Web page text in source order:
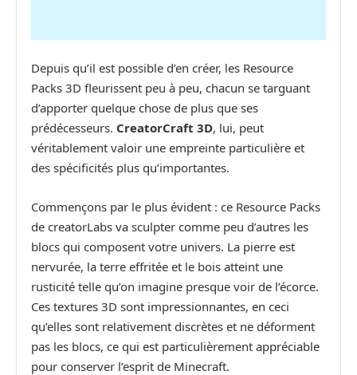
Depuis qu’il est possible d’en créer, les Resource
Packs 3D fleurissent peu à peu, chacun se targuant
d’apporter quelque chose de plus que ses
prédécesseurs. CreatorCraft 3D, lui, peut
véritablement valoir une empreinte particulière et
des spécificités plus qu’importantes.
Commençons par le plus évident : ce Resource Packs
de creatorLabs va sculpter comme peu d’autres les
blocs qui composent votre univers. La pierre est
nervurée, la terre effritée et le bois atteint une
rusticité telle qu’on imagine presque voir de l’écorce.
Ces textures 3D sont impressionnantes, en ceci
qu’elles sont relativement discrètes et ne déforment
pas les blocs, ce qui est particulièrement appréciable
pour conserver l’esprit de Minecraft.